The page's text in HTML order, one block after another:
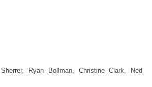
Ryan Bollman, Christine Clark, Ned